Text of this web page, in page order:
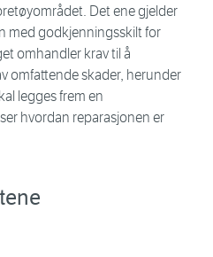
Det ene gjelder
med godkjenningsskilt for
omhandler krav til å
omfattende skader, herunder
legges frem en
hvordan reparasjonen er